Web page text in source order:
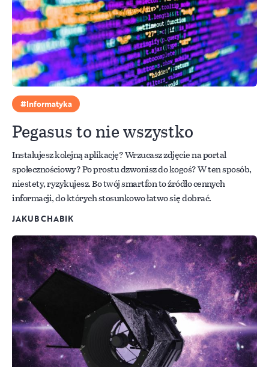
Informatyka
Pegasus to nie wszystko
Instalujesz kolejną aplikację? Wrzucasz zdjęcie na portal
społecznościowy? Po prostu dzwonisz do kogoś? W ten sposób,
niestety, ryzykujesz. Bo twój smartfon to źródło cennych
informacji, do których stosunkowo łatwo się dobrać.
JAKUB CHABIK